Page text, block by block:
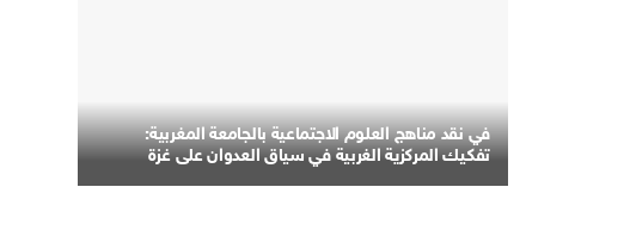
في نقد مناهج العلوم الاجتماعية بالجامعة المغربية:
تفكيك المركزية الغربية في سياق العدوان على غزة